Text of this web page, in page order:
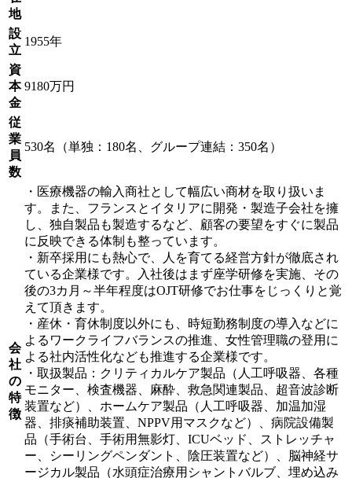
地
設
立
1955年
資
本
金
9180万円
従
業
員
数
530名（単独：180名、グループ連結：350名）
会
社
の
特
徴
・医療機器の輸入商社として幅広い商材を取り扱いま
す。また、フランスとイタリアに開発・製造子会社を擁
し、独自製品も製造するなど、顧客の要望をすぐに製品
に反映できる体制も整っています。
・新卒採用にも熱心で、人を育てる経営方針が徹底され
ている企業様です。入社後はまず座学研修を実施、その
後の3カ月～半年程度はOJT研修でお仕事をじっくりと覚
えて頂きます。
・産休・育休制度以外にも、時短勤務制度の導入などに
よるワークライフバランスの推進、女性管理職の登用に
よる社内活性化なども推進する企業様です。
・取扱製品：クリティカルケア製品（人工呼吸器、各種
モニター、検査機器、麻酔、救急関連製品、超音波診断
装置など）、ホームケア製品（人工呼吸器、加温加湿
器、排痰補助装置、NPPV用マスクなど）、病院設備製
品（手術台、手術用無影灯、ICUベッド、ストレッチャ
ー、シーリングペンダント、陰圧装置など）、脳神経サ
ージカル製品（水頭症治療用シャントバルブ、埋め込み